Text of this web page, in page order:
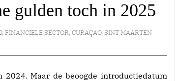
gulden toch in 2025
, FINANCIELE SECTOR, CURAÇAO, SINT MAARTEN
2024. Maar de beoogde introductiedatum